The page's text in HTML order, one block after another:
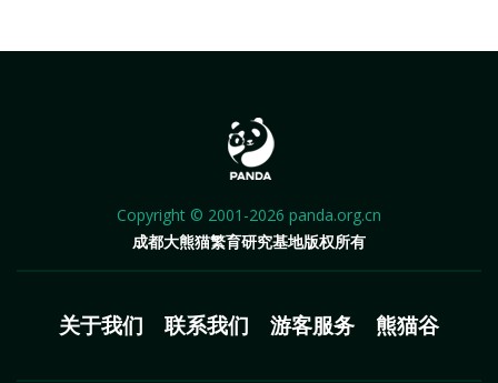
Copyright © 2001-2026 panda.org.cn
成都大熊猫繁育研究基地版权所有
关于我们 联系我们 游客服务 熊猫谷